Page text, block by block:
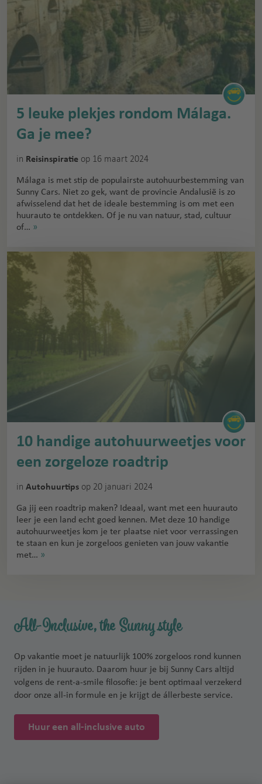
5 leuke plekjes rondom Málaga.
Ga je mee?
in Reisinspiratie op 16 maart 2024
Málaga is met stip de populairste autohuurbestemming van
Sunny Cars. Niet zo gek, want de provincie Andalusië is zo
afwisselend dat het de ideale bestemming is om met een
huurauto te ontdekken. Of je nu van natuur, stad, cultuur
of… »
10 handige autohuurweetjes voor
een zorgeloze roadtrip
in Autohuurtips op 20 januari 2024
Ga jij een roadtrip maken? Ideaal, want met een huurauto
leer je een land echt goed kennen. Met deze 10 handige
autohuurweetjes kom je ter plaatse niet voor verrassingen
te staan en kun je zorgeloos genieten van jouw vakantie
met… »
All-Inclusive, the Sunny style
Op vakantie moet je natuurlijk 100% zorgeloos rond kunnen
rijden in je huurauto. Daarom huur je bij Sunny Cars altijd
volgens de rent-a-smile filosofie: je bent optimaal verzekerd
door onze all-in formule en je krijgt de állerbeste service.
Huur een all-inclusive auto